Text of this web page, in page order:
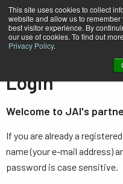
This site uses cookies to collect
website and allow us to
best visitor experience. By
our use of cookies. To find out
Privacy Policy.
Login
Welcome to JAI's
If you are already a
name (your e-mail address)
password is case sensitive.